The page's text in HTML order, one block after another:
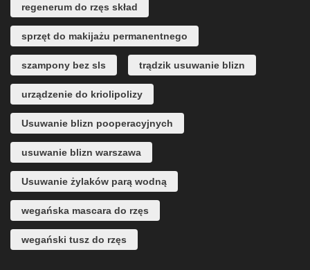
regenerum do rzęs skład
sprzęt do makijażu permanentnego
szampony bez sls trądzik usuwanie blizn
urządzenie do kriolipolizy
Usuwanie blizn pooperacyjnych
usuwanie blizn warszawa
Usuwanie żylaków parą wodną
wegańska mascara do rzęs
wegański tusz do rzęs